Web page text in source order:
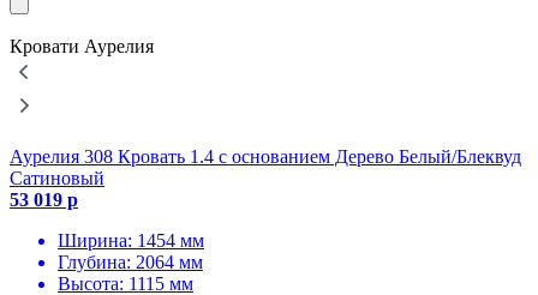
Кровати Аурелия
Аурелия 308 Кровать 1.4 с основанием Дерево Белый/Блеквуд
Сатиновый
53 019 р
Ширина: 1454 мм
Глубина: 2064 мм
Высота: 1115 мм